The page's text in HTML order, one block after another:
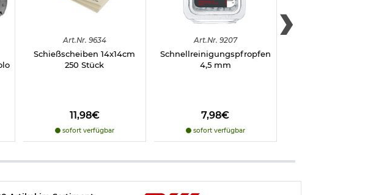
Art.Nr. 9634
Schießscheiben 14x14cm
250 Stück
11,98€
sofort verfügbar
Art.Nr. 9207
Schnellreinigungspfropfen
4,5 mm
7,98€
sofort verfügbar